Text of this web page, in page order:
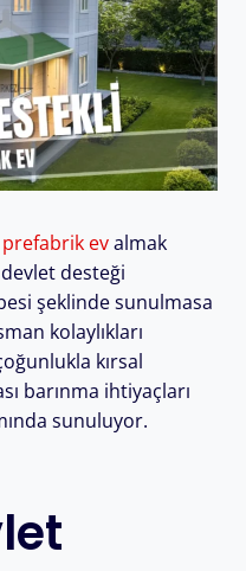
prefabrik evalmak
desteği
şeklinde sunulmasa
kolaylıkları
kırsal
barınma ihtiyaçları
sunuluyor.